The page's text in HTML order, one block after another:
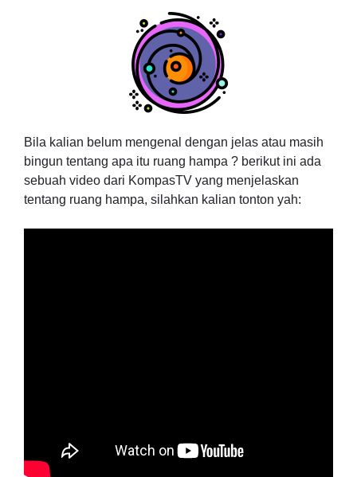
Bila kalian belum mengenal dengan jelas atau masih
bingun tentang apa itu ruang hampa ? berikut ini ada
sebuah video dari KompasTV yang menjelaskan
tentang ruang hampa, silahkan kalian tonton yah: